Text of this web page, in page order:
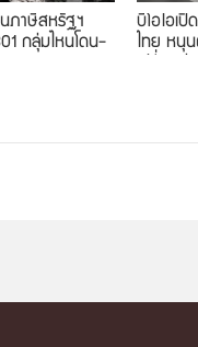
นภาษีสหรัฐฯ
กลุ่มไหนโดน-
บีโอไอเ
ไทย หนุ